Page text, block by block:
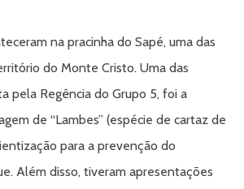
na pracinha do Sapé, uma das
do Monte Cristo. Uma das
pela Regência do Grupo 5, foi a
de “Lambes” (espécie de cartaz de
para a prevenção do
Além disso, tiveram apresentações